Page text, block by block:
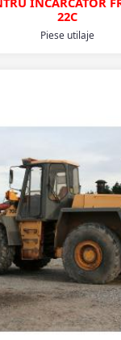
22C
Piese utilaje